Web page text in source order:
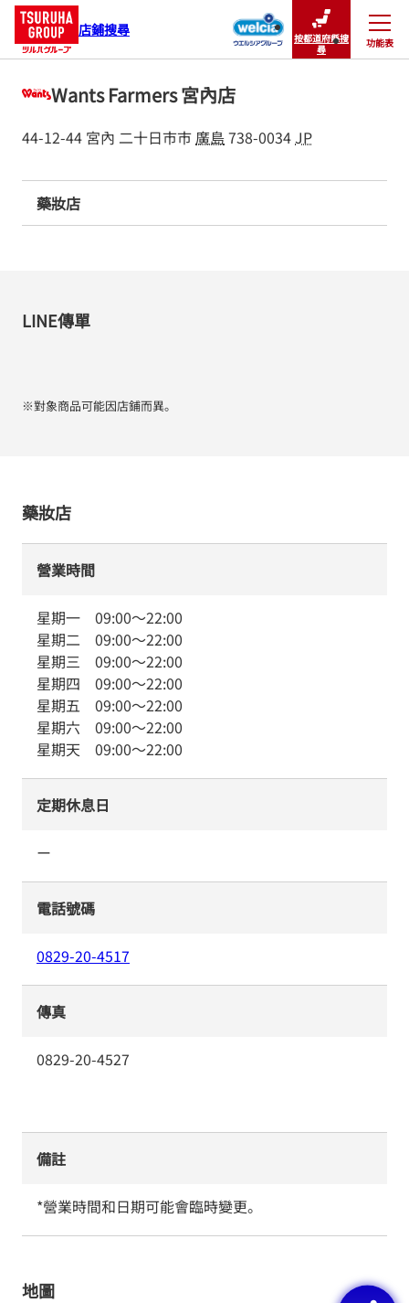
店鋪搜尋
按都道府縣搜
尋
功能表
關閉
Wants Farmers 宮內店
44-12-44 宮內 二十日市市 廣島738-0034JP
藥妝店
LINE傳單
※對象商品可能因店鋪而異。
藥妝店
營業時間
星期一 09:00～22:00
星期二 09:00～22:00
星期三 09:00～22:00
星期四 09:00～22:00
星期五 09:00～22:00
星期六 09:00～22:00
星期天 09:00～22:00
定期休息日
ー
電話號碼
0829-20-4517
傳真
0829-20-4527
備註
*營業時間和日期可能會臨時變更。
地圖